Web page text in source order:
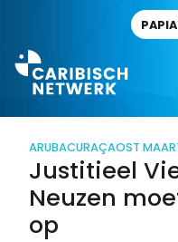
ARUBACURAÇAOST
Justitieel
Neuzen
op